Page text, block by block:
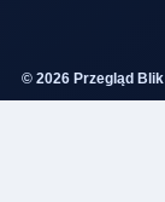
© 2026 Przegląd Blik